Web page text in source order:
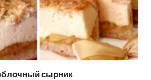
сырник